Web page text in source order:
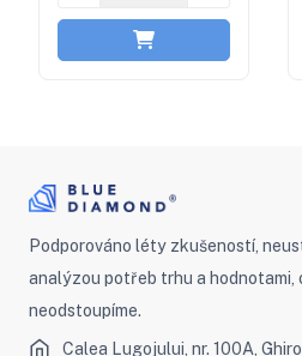
Podporováno léty zkušeností,
analýzou potřeb trhu a hodnotami,
neodstoupíme.
Calea Lugojului, nr. 100A,